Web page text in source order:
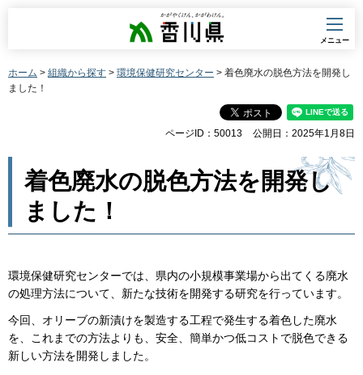
香川県
メニュー
ホーム > 組織から探す > 環境保健研究センター > 着色廃水の脱色方法を開発し
ました！
ページID：50013 公開日：2025年1月8日
着色廃水の脱色方法を開発し
ました！
環境保健研究センターでは、県内の小規模事業場から出てくる廃水
の処理方法について、新たな技術を開発する研究を行っています。
今回、オリーブの新漬けを製造する工程で発生する着色した廃水
を、これまでの方法よりも、安全、簡単かつ低コストで脱色できる
新しい方法を開発しました。